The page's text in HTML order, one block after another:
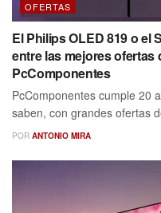
OFERTAS
El Philips OLED 819 o el
entre las mejores ofertas
PcComponentes
PcComponentes cumple 20
saben, con grandes ofertas
POR ANTONIO MIRA